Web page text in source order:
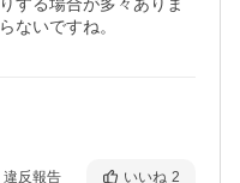
ないですね。
違反報告 いいね 2